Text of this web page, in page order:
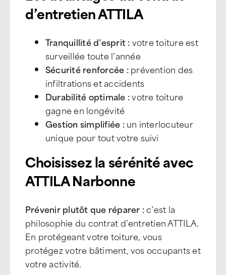
d’entretien ATTILA
Tranquillité d’esprit :votre toiture est
surveillée toute l’année
Sécurité renforcée :prévention des
infiltrations et accidents
Durabilité optimale :votre toiture
gagne en longévité
Gestion simplifiée :un interlocuteur
unique pour tout votre suivi
Choisissez la sérénité avec
ATTILA Narbonne
Prévenir plutôt que réparer :c’est la
philosophie du contrat d’entretien ATTILA.
En protégeant votre toiture, vous
protégez votre bâtiment, vos occupants et
votre activité.